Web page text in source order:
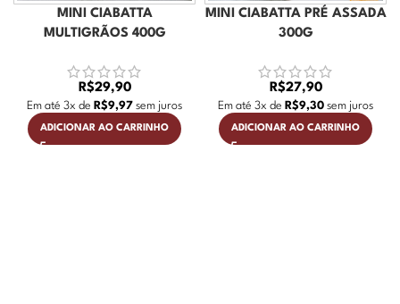
MINI CIABATTA
MULTIGRÃOS 400G
R$29,90
Em até 3x de R$9,97 sem juros
ADICIONAR AO CARRINHO
MINI CIABATTA PRÉ ASSADA
300G
R$27,90
Em até 3x de R$9,30 sem juros
ADICIONAR AO CARRINHO